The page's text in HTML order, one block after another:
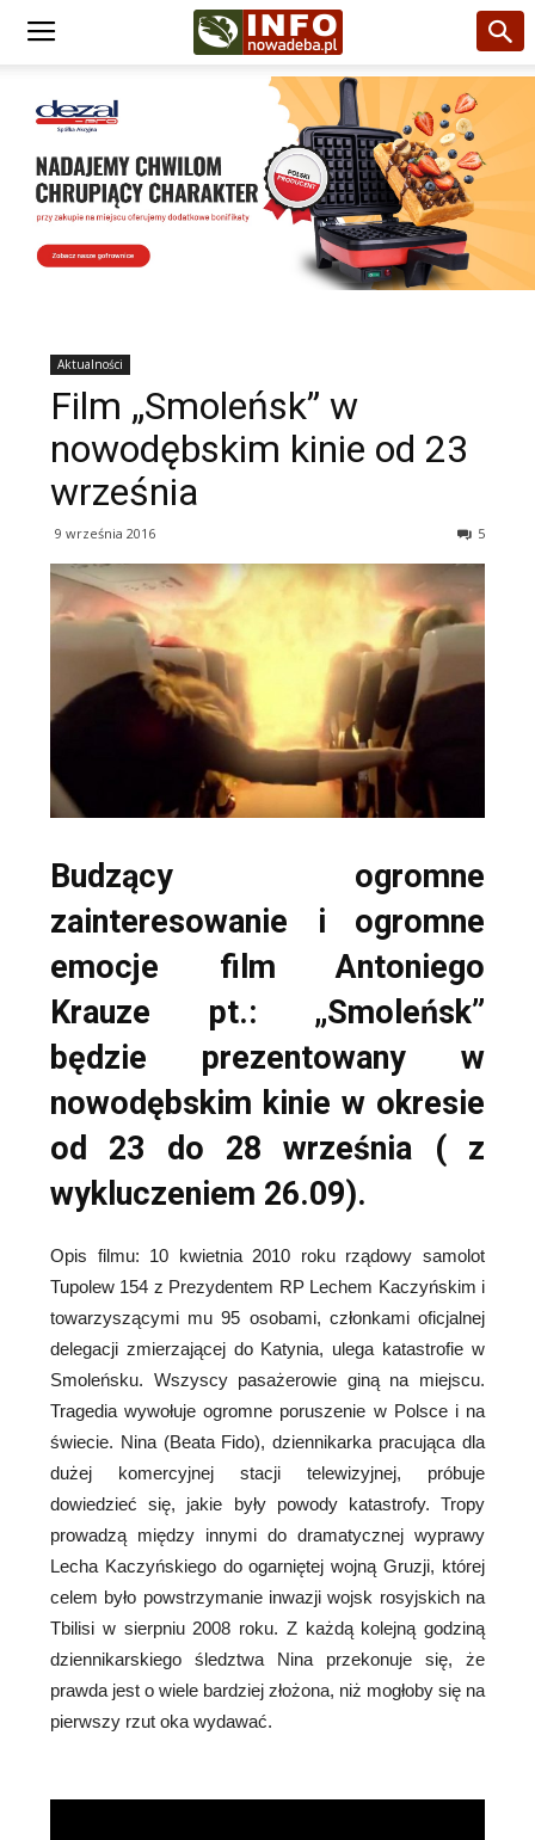
Aktualności
Film „Smoleńsk” w
nowodębskim kinie od 23
września
9 września 2016 5
Budzący ogromne
zainteresowanie i ogromne
emocje film Antoniego
Krauze pt.: „Smoleńsk”
będzie prezentowany w
nowodębskim kinie w okresie
od 23 do 28 września ( z
wykluczeniem 26.09).
Opis filmu: 10 kwietnia 2010 roku rządowy samolot
Tupolew 154 z Prezydentem RP Lechem Kaczyńskim i
towarzyszącymi mu 95 osobami, członkami oficjalnej
delegacji zmierzającej do Katynia, ulega katastrofie w
Smoleńsku. Wszyscy pasażerowie giną na miejscu.
Tragedia wywołuje ogromne poruszenie w Polsce i na
świecie. Nina (Beata Fido), dziennikarka pracująca dla
dużej komercyjnej stacji telewizyjnej, próbuje
dowiedzieć się, jakie były powody katastrofy. Tropy
prowadzą między innymi do dramatycznej wyprawy
Lecha Kaczyńskiego do ogarniętej wojną Gruzji, której
celem było powstrzymanie inwazji wojsk rosyjskich na
Tbilisi w sierpniu 2008 roku. Z każdą kolejną godziną
dziennikarskiego śledztwa Nina przekonuje się, że
prawda jest o wiele bardziej złożona, niż mogłoby się na
pierwszy rzut oka wydawać.